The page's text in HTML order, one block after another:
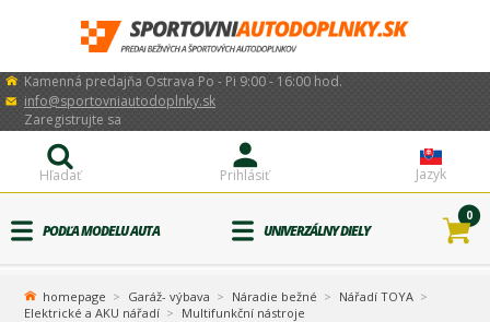
Kamenná predajňa Ostrava Po - Pi 9:00 - 16:00 hod.
info@sportovniautodoplnky.sk
Jazyk
Prihlásiť
Zaregistrujte sa
Hľadať
PODĽA MODELU AUTA UNIVERZÁLNY DIELY
0
homepage Garáž- výbava Náradie bežné
Nářadí TOYA
Elektrické a AKU nářadí
Multifunkční nástroje